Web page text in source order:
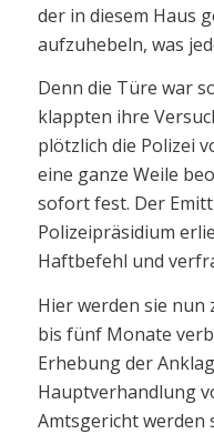
der in diesem Haus
aufzuhebeln, was
Denn die Türe war
klappten ihre
plötzlich die Polizei
eine ganze Weile
sofort fest. Der
Polizeipräsidium
Haftbefehl und
Hier werden sie nun
bis fünf Monate
Erhebung der
Hauptverhandlung
Amtsgericht werden